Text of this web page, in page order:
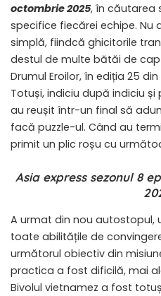
octombrie 2025, în căutarea
specifice fiecărei echipe. Nu
simplă, fiindcă ghicitorile
destul de multe bătăi de
Drumul Eroilor, în ediția 25
Totuși, indiciu după indiciu
au reușit într-un final să
facă puzzle-ul. Când au
primit un plic roșu cu
Asia express sezonul 8
A urmat din nou autostopul,
toate abilitățile de
următorul obiectiv din
practica a fost dificilă, mai
Bivolul vietnamez a fost